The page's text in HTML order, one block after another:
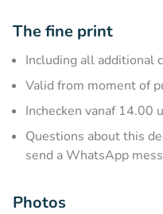
The fine print
Including all additional
Valid from moment of
Inchecken vanaf 14.00
Questions about this
send a WhatsApp
Photos